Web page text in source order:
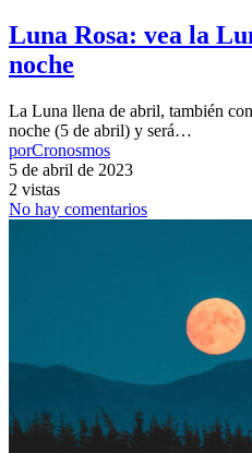
Luna Rosa: vea la
noche
La Luna llena de abril, también
noche (5 de abril) y será…
porCronosmos
5 de abril de 2023
2 vistas
No hay comentarios